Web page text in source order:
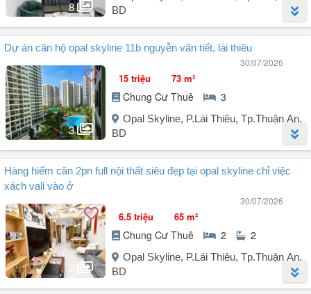
8
BD
Người đăng: Phạm Cao Trí
(11 tin đăng)
- 3PN 2WC trang bị Full nội thất
Giá thuê chỉ 9 Triệu/Tháng
Liên hệ em để được tư vấn chọn căn phù hợp và đi xem thực tế.
SDT: - Em Trí.
Căn hộ được trang bị đầy đủ nội thất gồm: Sofa, bàn ăn, giường, tủ
quần áo, tủ bếp trên dưới, hút mùi, bếp từ, máy lạnh, tủ lạnh, máy
Tiện ích nội khu đẳng ...
Dự án căn hộ opal skyline 11b nguyễn văn tiết, lái thiêu
30/07/2026
3
15 triệu 73 m²
Chung Cư Thuê 3
Opal Skyline, P.Lái Thiêu, Tp.Thuận An,
BD
Người đăng: Lâm Minh Khoa(3 tin đăng)
Opal Skyline 3PN, view hồ bơi!
Căn hộ còn mới, kèm "tủ bếp, rèm, giàn phơi".
Chỉ 15 triệu/tháng.
Hàng hiếm căn 2pn full nội thất siêu đẹp tại opal skyline chỉ việc
xách vali vào ở
30/07/2026
6.5 triệu 65 m²
Chung Cư Thuê 2 2
Opal Skyline, P.Lái Thiêu, Tp.Thuận An,
BD